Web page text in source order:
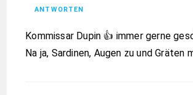
ANTWORTEN
Kommissar Dupin 👍 immer gerne
Na ja, Sardinen, Augen zu und Gräten